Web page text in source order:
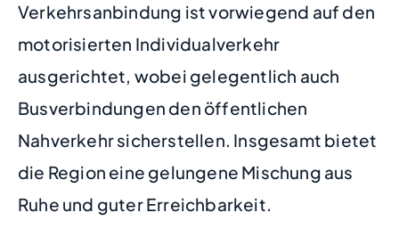
Verkehrsanbindung ist vorwiegend auf den
motorisierten Individualverkehr
ausgerichtet, wobei gelegentlich auch
Busverbindungen den öffentlichen
Nahverkehr sicherstellen. Insgesamt bietet
die Region eine gelungene Mischung aus
Ruhe und guter Erreichbarkeit.